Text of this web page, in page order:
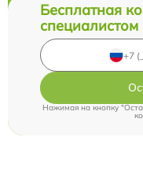
Бесплатная
специалистом
Нажимая на кнопку